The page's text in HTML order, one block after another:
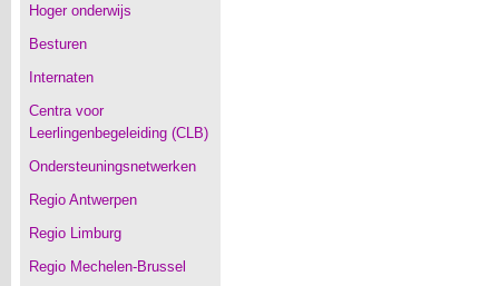
Hoger onderwijs
Besturen
Internaten
Centra voor
Leerlingenbegeleiding (CLB)
Ondersteuningsnetwerken
Regio Antwerpen
Regio Limburg
Regio Mechelen-Brussel